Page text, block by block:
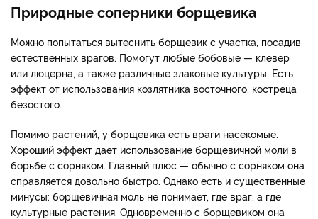
Природные соперники борщевика
Можно попытаться вытеснить борщевик с участка, посадив
естественных врагов. Помогут любые бобовые — клевер
или люцерна, а также различные злаковые культуры. Есть
эффект от использования козлятника восточного, костреца
безостого.
Помимо растений, у борщевика есть враги насекомые.
Хороший эффект дает использование борщевичной моли в
борьбе с сорняком. Главный плюс — обычно с сорняком она
справляется довольно быстро. Однако есть и существенные
минусы: борщевичная моль не понимает, где враг, а где
культурные растения. Одновременно с борщевиком она